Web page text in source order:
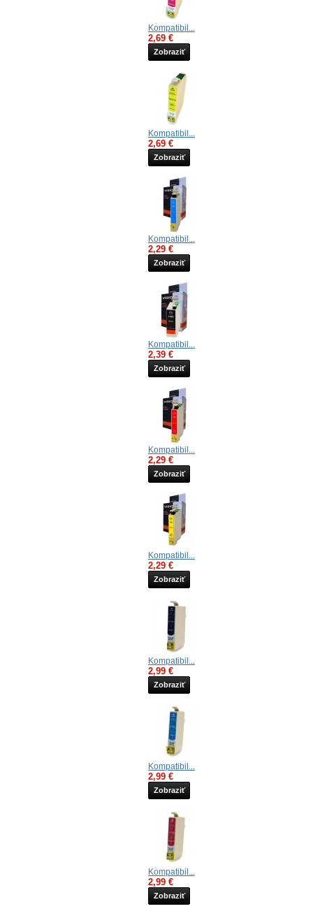
Kompatibil...
2,69 €
Zobraziť
Kompatibil...
2,69 €
Zobraziť
Kompatibil...
2,29 €
Zobraziť
Kompatibil...
2,39 €
Zobraziť
Kompatibil...
2,29 €
Zobraziť
Kompatibil...
2,29 €
Zobraziť
Kompatibil...
2,99 €
Zobraziť
Kompatibil...
2,99 €
Zobraziť
Kompatibil...
2,99 €
Zobraziť